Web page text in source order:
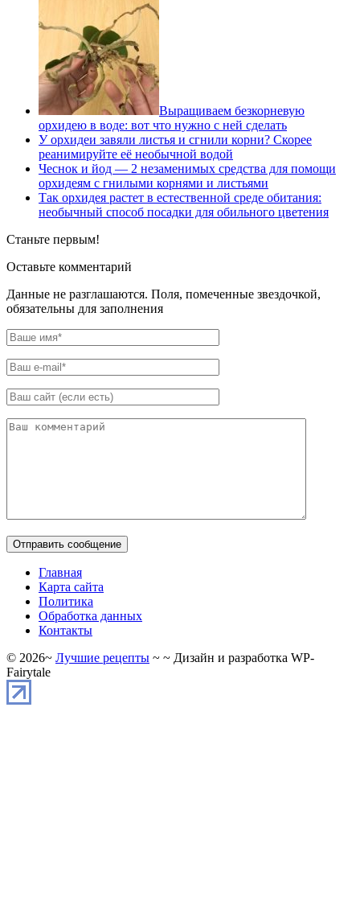
Выращиваем безкорневую
орхидею в воде: вот что нужно с ней сделать
У орхидеи завяли листья и сгнили корни? Скорее
реанимируйте её необычной водой
Чеснок и йод — 2 незаменимых средства для помощи
орхидеям с гнилыми корнями и листьями
Так орхидея растет в естественной среде обитания:
необычный способ посадки для обильного цветения
Станьте первым!
Оставьте комментарий
Данные не разглашаются. Поля, помеченные звездочкой,
обязательны для заполнения
Главная
Карта сайта
Политика
Обработка данных
Контакты
© 2026~ Лучшие рецепты ~ ~ Дизайн и разработка WP-
Fairytale